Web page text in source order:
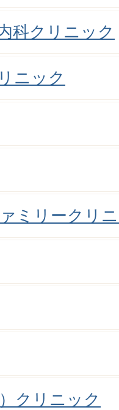
科クリニック
ニック
ミリークリ
クリニック